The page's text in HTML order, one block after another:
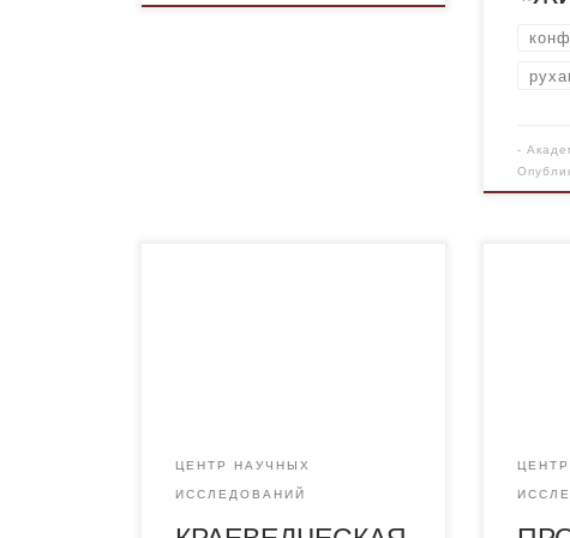
-
государственной программы
ЦЕНТР НАУЧНЫХ
ИССЛЕДОВАНИЙ